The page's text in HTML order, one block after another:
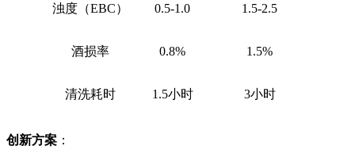
浊度（EBC） 0.5-1.0 1.5-2.5
酒损率 0.8% 1.5%
清洗耗时 1.5小时 3小时
创新方案 ：